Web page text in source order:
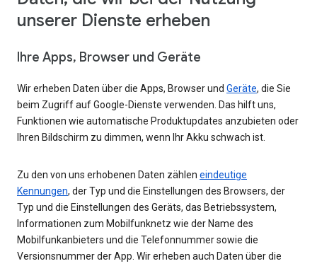
unserer Dienste erheben
Ihre Apps, Browser und Geräte
Wir erheben Daten über die Apps, Browser und Geräte, die Sie
beim Zugriff auf Google-Dienste verwenden. Das hilft uns,
Funktionen wie automatische Produktupdates anzubieten oder
Ihren Bildschirm zu dimmen, wenn Ihr Akku schwach ist.
Zu den von uns erhobenen Daten zählen eindeutige
Kennungen, der Typ und die Einstellungen des Browsers, der
Typ und die Einstellungen des Geräts, das Betriebssystem,
Informationen zum Mobilfunknetz wie der Name des
Mobilfunkanbieters und die Telefonnummer sowie die
Versionsnummer der App. Wir erheben auch Daten über die